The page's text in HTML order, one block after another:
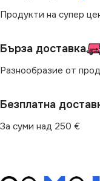
Продукти на супер
Бърза доставка
Разнообразие от
Безплатна
За суми над 250 €